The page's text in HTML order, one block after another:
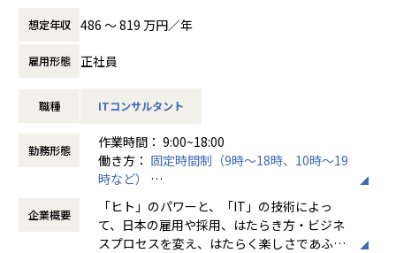
を支援するのが当ポジションのミッションです。
「課題はあるが、何から手を付ければいいか分からない。」
「本当に今の戦略が正しいのか評価してほしい」のような抽
象度の高い顧客のお悩みに対して、セールスマーケティング
コンサルを行っていただきます。
現在、クライアントとしてIT業界の企業様が多く、営業・マ
ーケ課題に対して戦略的IT活用による業務改革、マーケティ
ング戦略立案、営業プロセス改革、などコンサルティングを
実行しております。
今後についてはIT業界だけではなく他業界の企業様に対して
も、営業・マーケティングを軸にクライアント課題解決に向
想定年収 486 〜 819 万円／年
雇用形態 正社員
職種 ITコンサルタント
勤務形態
作業時間： 9:00~18:00
働き方： 固定時間制（9時～18時、10時～19
時など）
時間外労働の有無： 有（月平均20時間）
休憩時間： 60分
企業概要
「ヒト」のパワーと、「IT」の技術によっ
て、日本の雇用や採用、はたらき方・ビジネ
スプロセスを変え、はたらく楽しさであふれ